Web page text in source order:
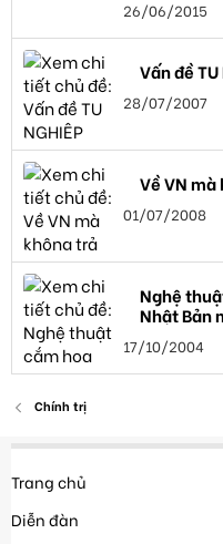
26/06/2015
Vấn đề
28/07/2007
Về VN
01/07/2008
Nghệ
Nhật Bản
17/10/2004
Chính trị
Trang chủ
Diễn đàn